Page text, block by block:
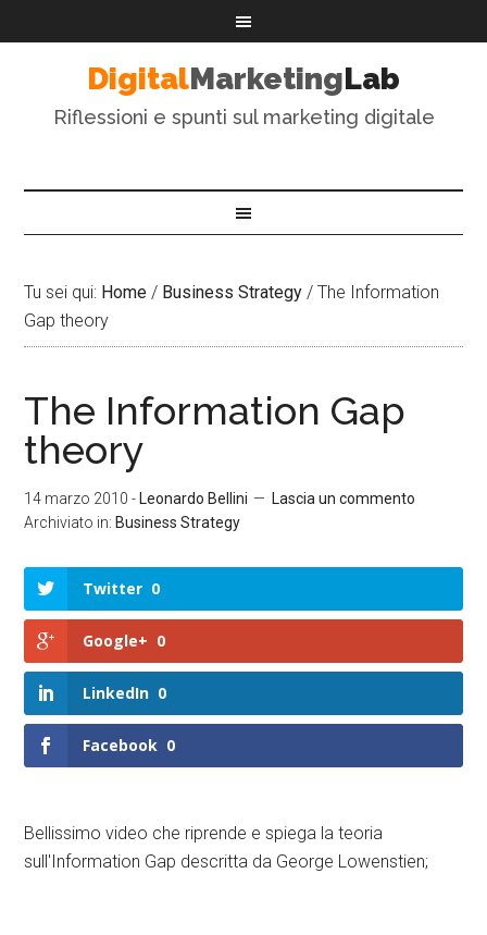
DigitalMarketingLab
Riflessioni e spunti sul marketing digitale
Tu sei qui: Home / Business Strategy / The Information
Gap theory
The Information Gap
theory
14 marzo 2010 - Leonardo Bellini
Lascia un commento
Archiviato in: Business Strategy
Twitter 0
Google+ 0
LinkedIn 0
Facebook 0
Bellissimo video che riprende e spiega la teoria
sull'Information Gap descritta da George Lowenstien;